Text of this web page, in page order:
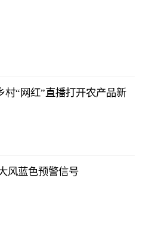
村“网红”直播打开农产品新
风蓝色预警信号